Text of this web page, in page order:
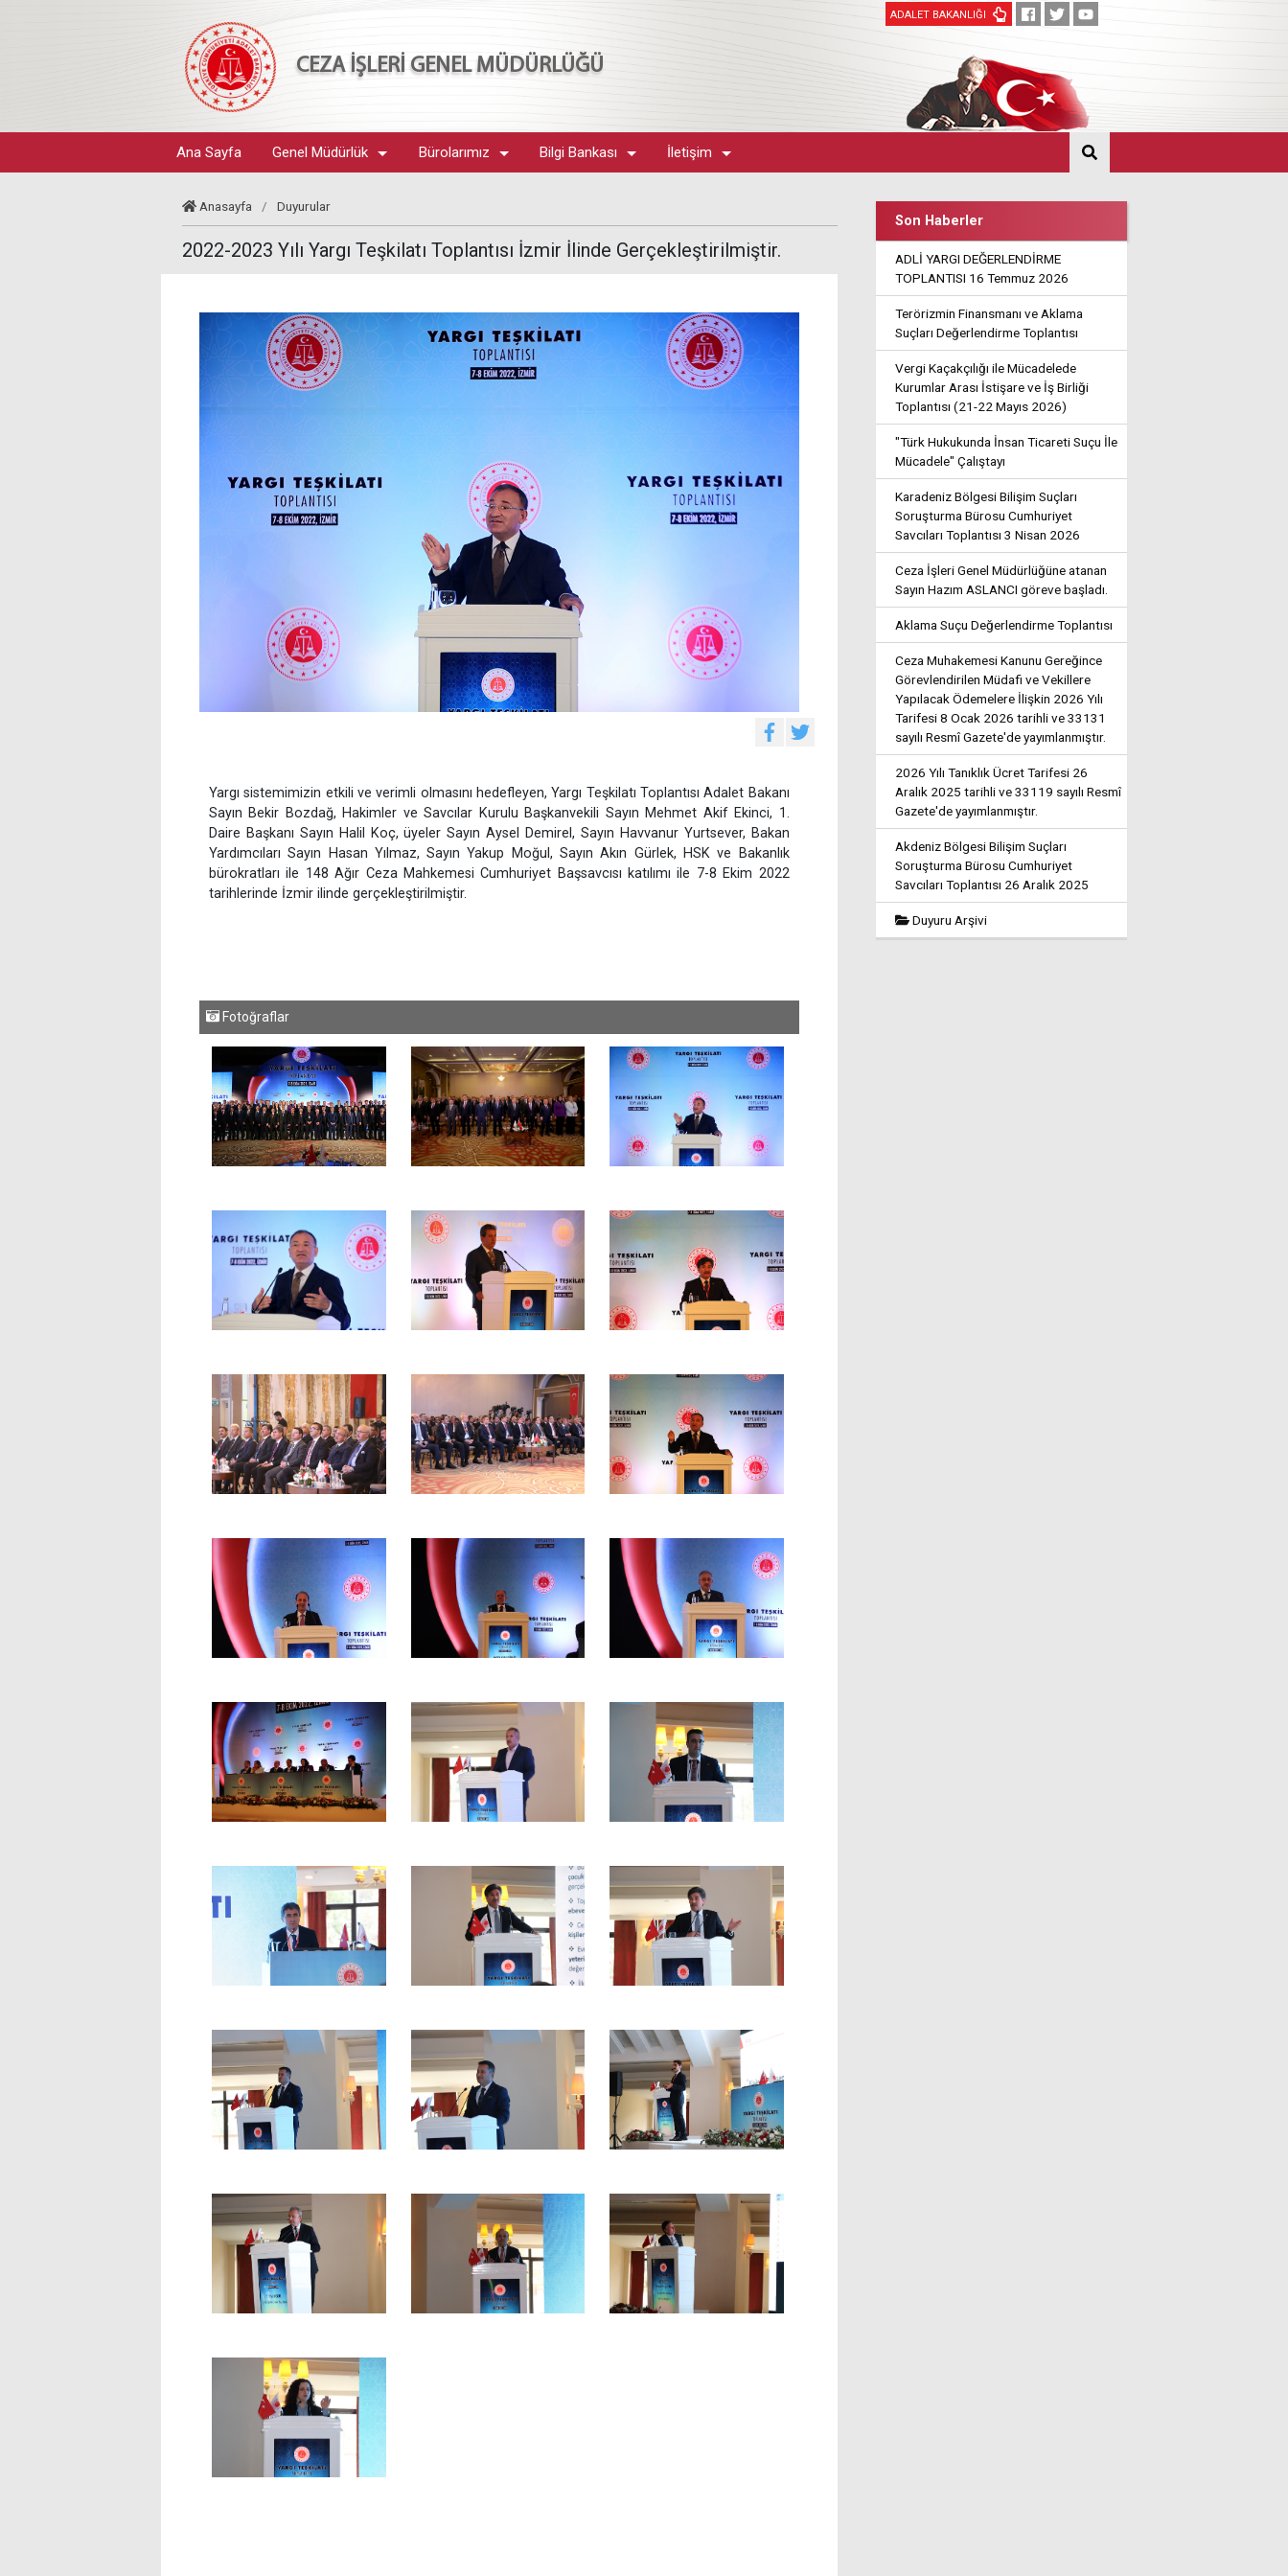
CEZA İŞLERİ GENEL MÜDÜRLÜĞÜ
ADALET BAKANLIĞI
Ana Sayfa Genel Müdürlük Bürolarımız Bilgi Bankası İletişim
Anasayfa / Duyurular
2022-2023 Yılı Yargı Teşkilatı Toplantısı İzmir İlinde Gerçekleştirilmiştir.
Yargı sistemimizin etkili ve verimli olmasını hedefleyen, Yargı Teşkilatı Toplantısı Adalet Bakanı
Sayın Bekir Bozdağ, Hakimler ve Savcılar Kurulu Başkanvekili Sayın Mehmet Akif Ekinci, 1.
Daire Başkanı Sayın Halil Koç, üyeler Sayın Aysel Demirel, Sayın Havvanur Yurtsever, Bakan
Yardımcıları Sayın Hasan Yılmaz, Sayın Yakup Moğul, Sayın Akın Gürlek, HSK ve Bakanlık
bürokratları ile 148 Ağır Ceza Mahkemesi Cumhuriyet Başsavcısı katılımı ile 7-8 Ekim 2022
tarihlerinde İzmir ilinde gerçekleştirilmiştir.
Fotoğraflar
Son Haberler
ADLİ YARGI DEĞERLENDİRME
TOPLANTISI 16 Temmuz 2026
Terörizmin Finansmanı ve Aklama
Suçları Değerlendirme Toplantısı
Vergi Kaçakçılığı ile Mücadelede
Kurumlar Arası İstişare ve İş Birliği
Toplantısı (21-22 Mayıs 2026)
"Türk Hukukunda İnsan Ticareti Suçu İle
Mücadele" Çalıştayı
Karadeniz Bölgesi Bilişim Suçları
Soruşturma Bürosu Cumhuriyet
Savcıları Toplantısı 3 Nisan 2026
Ceza İşleri Genel Müdürlüğüne atanan
Sayın Hazım ASLANCI göreve başladı.
Aklama Suçu Değerlendirme Toplantısı
Ceza Muhakemesi Kanunu Gereğince
Görevlendirilen Müdafi ve Vekillere
Yapılacak Ödemelere İlişkin 2026 Yılı
Tarifesi 8 Ocak 2026 tarihli ve 33131
sayılı Resmî Gazete'de yayımlanmıştır.
2026 Yılı Tanıklık Ücret Tarifesi 26
Aralık 2025 tarihli ve 33119 sayılı Resmî
Gazete'de yayımlanmıştır.
Akdeniz Bölgesi Bilişim Suçları
Soruşturma Bürosu Cumhuriyet
Savcıları Toplantısı 26 Aralık 2025
Duyuru Arşivi